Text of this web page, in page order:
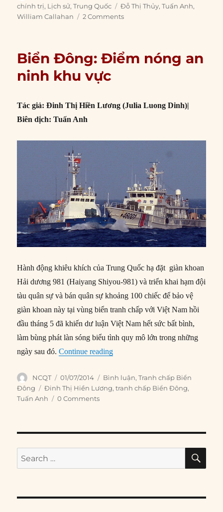
on
chính trị, Lịch sử,Trung Quốc Tags
Đỗ Thị Thủy,Tuấn Anh,
William Callahan
2 Comments
Biển Đông: Điểm nóng an
ninh khu vực
Tác giả: Đinh Thị Hiền Lương (Julia Luong Dinh)|
Biên dịch: Tuấn Anh
Hành động khiêu khích của Trung Quốc hạ đặt giàn khoan
Hải dương 981 (Haiyang Shiyou-981) và triển khai hạm đội
tàu quân sự và bán quân sự khoảng 100 chiếc để bảo vệ
giàn khoan này tại vùng biển tranh chấp với Việt Nam hồi
đầu tháng 5 đã khiến dư luận Việt Nam hết sức bất bình,
làm bùng phát làn sóng biểu tình quy mô lớn trong những
ngày sau đó.Continue reading“Biển Đông: Điểm nóng an ninh
Author
NCQT
Posted
on
01/07/2014 Categories
Bình luận,Tranh chấp Biển
Đông
Tags
Đinh Thị Hiền Lương,tranh chấp Biển Đông,
Tuấn Anh
0 Comments
Search
for: